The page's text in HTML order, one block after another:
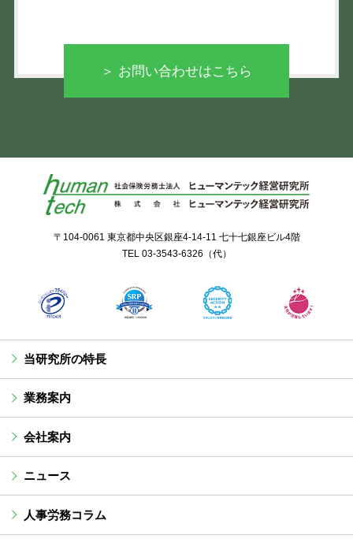
＞ お問い合わせはこちら
〒104-0061 東京都中央区銀座4-14-11 七十七銀座ビル4階
TEL 03-3543-6326 （代）
当研究所の特長
業務案内
会社案内
ニュース
人事労務コラム